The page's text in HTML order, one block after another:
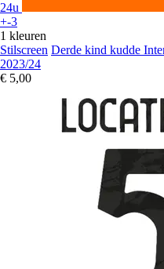
24u
+-3
1 kleuren
Stilscreen Derde kind kudde
2023/24
€ 5,00